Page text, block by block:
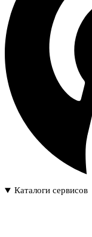
Каталоги сервисов